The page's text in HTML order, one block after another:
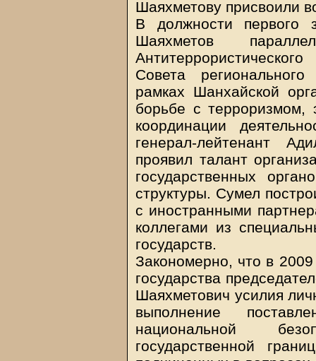
Шаяхметову присвоили
В должности первого
Шаяхметов
Совета
рамках Шанхайской
борьбе с терроризмом,
координации
генерал-лейтенант
проявил талант
государственных
структуры. Сумел
с иностранными
коллегами из
государств.
Закономерно, что в
государства
Шаяхметович усилия
выполнение
национальной
государственной